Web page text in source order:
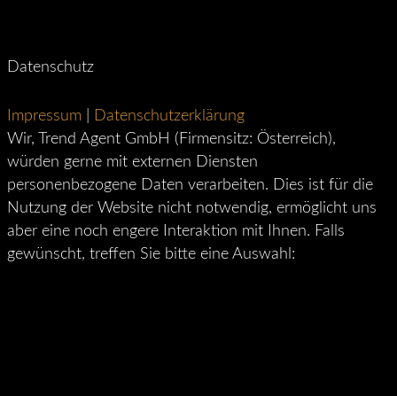
Datenschutz
Impressum
Datenschutzerklärung
Wir, Trend Agent GmbH (Firmensitz: Österreich),
würden gerne mit externen Diensten
personenbezogene Daten verarbeiten. Dies ist für die
Nutzung der Website nicht notwendig, ermöglicht uns
aber eine noch engere Interaktion mit Ihnen. Falls
gewünscht, treffen Sie bitte eine Auswahl: